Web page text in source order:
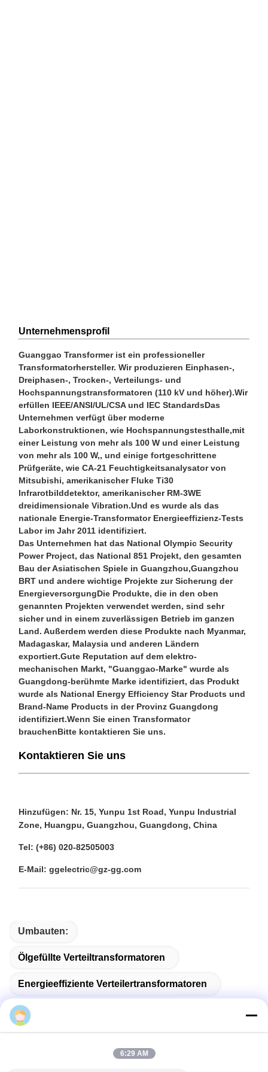
Unternehmensprofil
Guanggao Transformer ist ein professioneller
Transformatorhersteller. Wir produzieren Einphasen-,
Dreiphasen-, Trocken-, Verteilungs- und
Hochspannungstransformatoren (110 kV und höher).Wir
erfüllen IEEE/ANSI/UL/CSA und IEC StandardsDas
Unternehmen verfügt über moderne
Laborkonstruktionen, wie Hochspannungstesthalle,mit
einer Leistung von mehr als 100 W und einer Leistung
von mehr als 100 W,, und einige fortgeschrittene
Prüfgeräte, wie CA-21 Feuchtigkeitsanalysator von
Mitsubishi, amerikanischer Fluke Ti30
Infrarotbilddetektor, amerikanischer RM-3WE
dreidimensionale Vibration.Und es wurde als das
nationale Energie-Transformator Energieeffizienz-Tests
Labor im Jahr 2011 identifiziert.
Das Unternehmen hat das National Olympic Security
Power Project, das National 851 Projekt, den gesamten
Bau der Asiatischen Spiele in Guangzhou,Guangzhou
BRT und andere wichtige Projekte zur Sicherung der
EnergieversorgungDie Produkte, die in den oben
genannten Projekten verwendet werden, sind sehr
sicher und in einem zuverlässigen Betrieb im ganzen
Land. Außerdem werden diese Produkte nach Myanmar,
Madagaskar, Malaysia und anderen Ländern
exportiert.Gute Reputation auf dem elektro-
mechanischen Markt, "Guanggao-Marke" wurde als
Guangdong-berühmte Marke identifiziert, das Produkt
wurde als National Energy Efficiency Star Products und
Brand-Name Products in der Provinz Guangdong
identifiziert.Wenn Sie einen Transformator
brauchenBitte kontaktieren Sie uns.
Kontaktieren Sie uns
Hinzufügen: Nr. 15, Yunpu 1st Road, Yunpu Industrial
Zone, Huangpu, Guangzhou, Guangdong, China
Tel: (+86) 020-82505003
E-Mail: ggelectric@gz-gg.com
Umbauten:
Ölgefüllte Verteiltransformatoren
Energieeffiziente Verteilertransformatoren
Leistungsverteilungstransformator
6:29 AM